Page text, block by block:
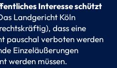
Interesse schützt
Landgericht Köln
dass eine
pauschal verboten werden
Einzeläußerungen
werden müssen.